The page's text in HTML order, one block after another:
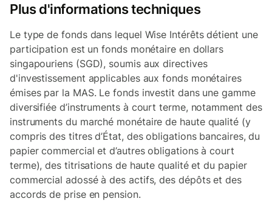
Plus d'informations techniques
Le type de fonds dans lequel Wise Intérêts détient une
participation est un fonds monétaire en dollars
singapouriens (SGD), soumis aux directives
d'investissement applicables aux fonds monétaires
émises par la MAS. Le fonds investit dans une gamme
diversifiée d’instruments à court terme, notamment des
instruments du marché monétaire de haute qualité (y
compris des titres d’État, des obligations bancaires, du
papier commercial et d’autres obligations à court
terme), des titrisations de haute qualité et du papier
commercial adossé à des actifs, des dépôts et des
accords de prise en pension.